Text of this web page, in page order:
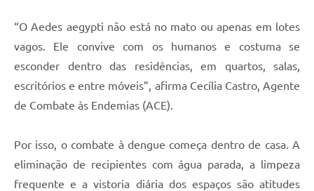
“O Aedes aegypti não está no mato ou apenas em lotes
vagos. Ele convive com os humanos e costuma se
esconder dentro das residências, em quartos, salas,
escritórios e entre móveis”, afirma Cecília Castro, Agente
de Combate às Endemias (ACE).
Por isso, o combate à dengue começa dentro de casa. A
eliminação de recipientes com água parada, a limpeza
frequente e a vistoria diária dos espaços são atitudes